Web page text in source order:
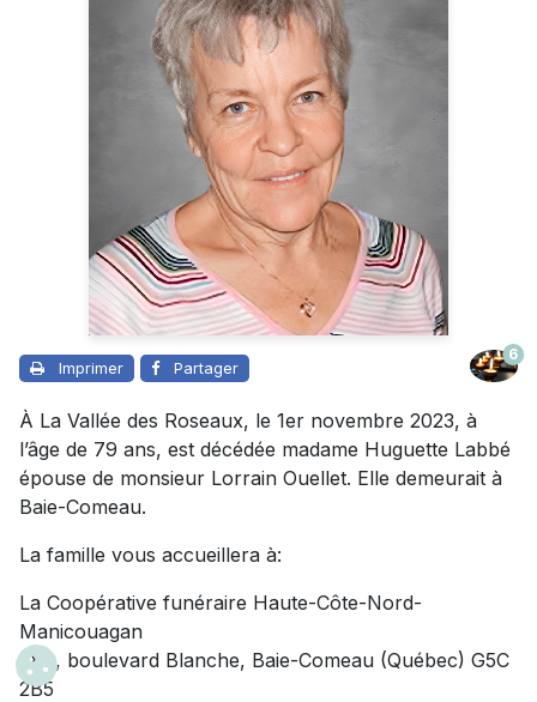
Imprimer Partager
6
À La Vallée des Roseaux, le 1er novembre 2023, à
l’âge de 79 ans, est décédée madame Huguette Labbé
épouse de monsieur Lorrain Ouellet. Elle demeurait à
Baie-Comeau.
La famille vous accueillera à:
La Coopérative funéraire Haute-Côte-Nord-
Manicouagan
788, boulevard Blanche, Baie-Comeau (Québec) G5C
2B5